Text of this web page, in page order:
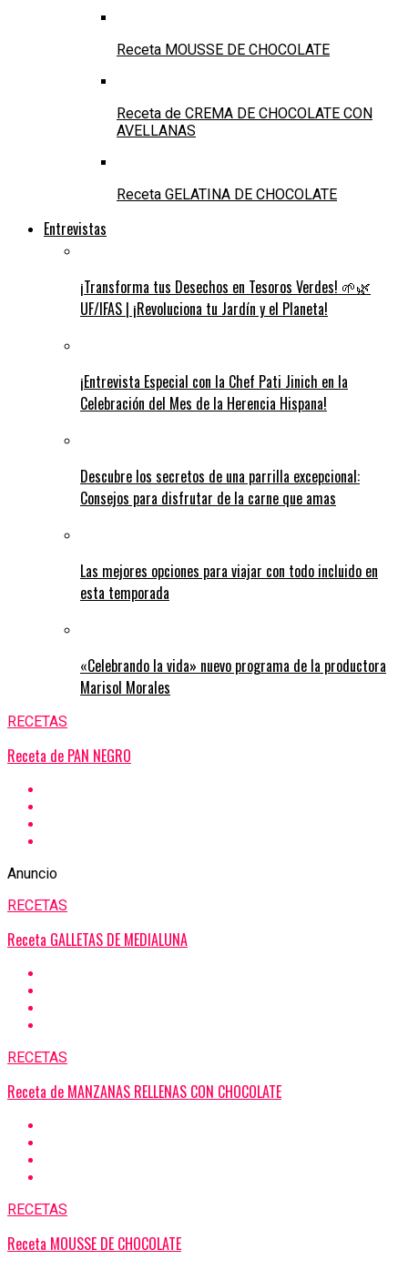
Receta MOUSSE DE CHOCOLATE
Receta de CREMA DE CHOCOLATE CON
AVELLANAS
Receta GELATINA DE CHOCOLATE
Entrevistas
¡Transforma tus Desechos en Tesoros Verdes! 🌱🌿
UF/IFAS | ¡Revoluciona tu Jardín y el Planeta!
¡Entrevista Especial con la Chef Pati Jinich en la
Celebración del Mes de la Herencia Hispana!
Descubre los secretos de una parrilla excepcional:
Consejos para disfrutar de la carne que amas
Las mejores opciones para viajar con todo incluido en
esta temporada
«Celebrando la vida» nuevo programa de la productora
Marisol Morales
RECETAS
Receta de PAN NEGRO
Anuncio
RECETAS
Receta GALLETAS DE MEDIALUNA
RECETAS
Receta de MANZANAS RELLENAS CON CHOCOLATE
RECETAS
Receta MOUSSE DE CHOCOLATE